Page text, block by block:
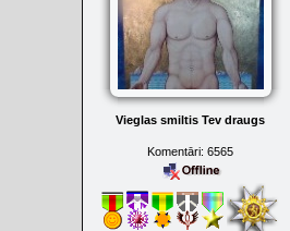
Vieglas smiltis Tev draugs
Komentāri: 6565